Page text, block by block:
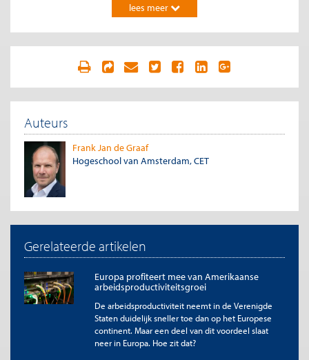
Inmiddels zijn veel onderlingen opgegaan in commerciële
commerciële partij. De vereniging kreeg een deel van de
Dit gebeurde ook bij AGO toen het fuseerde met Ennia, en later
overigens altijd keurig rapporteert – sprong bij als Aegon in
problemen kwam, onder andere bij risicovolle overnames in de
Verenigde Staten en tijdens de financiële crisis in 2009.
Inmiddels is Aegon doorontwikkeld tot een volstrekt
commercieel bedrijf zonder lokale wortels. De hoofdvestiging is
Gevolgen van de verhuizing voor Vereniging
Aegon
De rol van de Nederlandse Vereniging Aegon lijkt hiermee
uitgespeeld te zijn. Het bestuur heeft dan ook gemeld dat het
zich bezint op het voortbestaan. De vereniging van Aegon
heeft echter nog altijd een deel van de aandelen.
lees meer
Auteurs
Frank Jan de Graaf
Hogeschool van Amsterdam, CET
Gerelateerde artikelen
Europa profiteert mee van Amerikaanse
arbeidsproductiviteitsgroei
De arbeidsproductiviteit neemt in de Verenigde
Staten duidelijk sneller toe dan op het Europese
continent. Maar een deel van dit voordeel slaat
neer in Europa. Hoe zit dat?